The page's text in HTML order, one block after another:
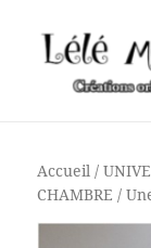
Accueil /
CHAMBRE /